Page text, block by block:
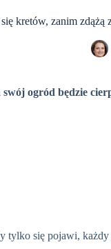
kretów, zanim zdążą
ogród będzie
tylko się pojawi,